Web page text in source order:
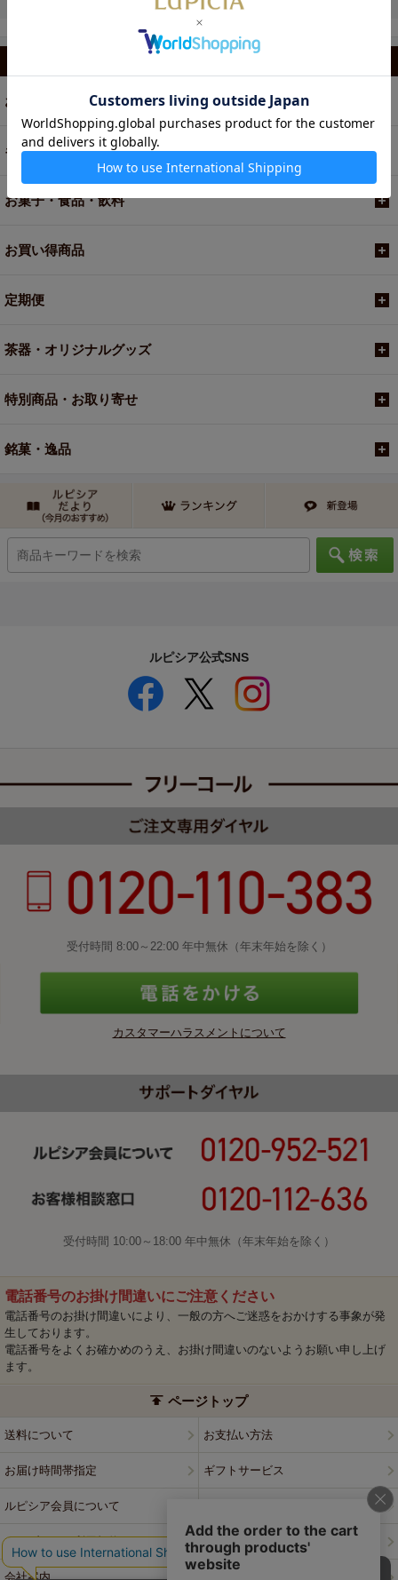
お茶
ギフト
お菓子・食品・飲料
お買い得商品
定期便
茶器・オリジナルグッズ
特別商品・お取り寄せ
銘菓・逸品
ルピシア公式SNS
受付時間 8:00～22:00 年中無休（年末年始を除く）
カスタマーハラスメントについて
受付時間 10:00～18:00 年中無休（年末年始を除く）
電話番号のお掛け間違いにご注意ください
電話番号のお掛け間違いにより、一般の方へご迷惑をおかけする事象が発
生しております。
電話番号をよくお確かめのうえ、お掛け間違いのないようお願い申し上げ
ます。
ページトップ
送料について お支払い方法
お届け時間帯指定 ギフトサービス
ルピシア会員について
ウェブサイト利用規約 特定商取引法に基づく表記
会社案内